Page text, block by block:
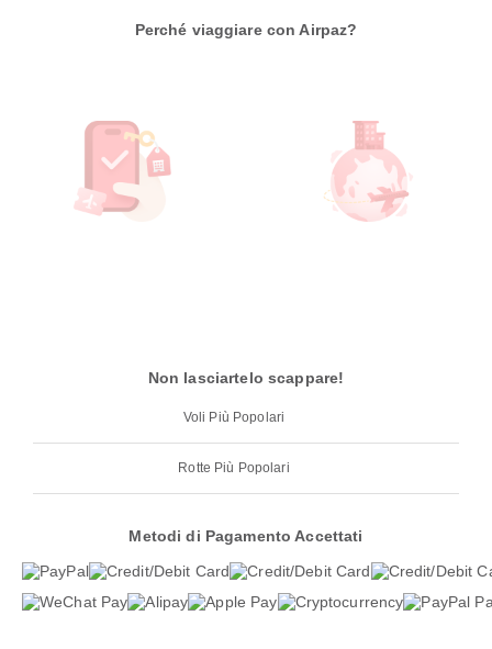
Perché viaggiare con Airpaz?
Non lasciartelo scappare!
Voli Più Popolari
Rotte Più Popolari
Metodi di Pagamento Accettati